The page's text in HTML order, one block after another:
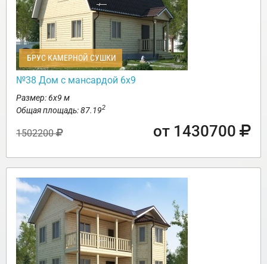
БРУС КАМЕРНОЙ СУШКИ
№38 Дом с мансардой 6х9
Размер: 6х9 м
Общая площадь: 87.192
1502200 от 1430700